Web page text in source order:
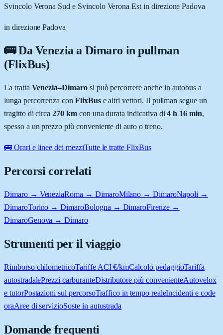
Svincolo Verona Sud e Svincolo Verona Est in direzione Padova
in direzione Padova
🚌 DaVeneziaa Dimaro in pullman
(FlixBus)
La tratta Venezia–Dimarosi può percorrere anche in autobus a
lunga percorrenza con FlixBuse altri vettori. Il pullman segue un
tragitto di circa 270 kmcon una durata indicativa di 4 h 16 min,
spesso a un prezzo più conveniente di auto o treno.
🚌 Orari e linee dei mezziTutte le tratte FlixBus
Percorsi correlati
Dimaro → VeneziaRoma → DimaroMilano → DimaroNapoli →
DimaroTorino → DimaroBologna → DimaroFirenze →
DimaroGenova → Dimaro
Strumenti per il viaggio
Rimborso chilometricoTariffe ACI €/kmCalcolo pedaggioTariffa
autostradalePrezzi carburanteDistributore più convenienteAutovelox
e tutorPostazioni sul percorsoTraffico in tempo realeIncidenti e code
oraAree di servizioSoste in autostrada
Domande frequenti